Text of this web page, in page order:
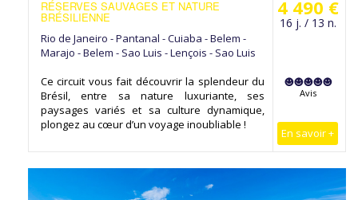
4 490 €
16 j. / 13 n.
Avis
En savoir +
RÉSERVES SAUVAGES ET NATURE
BRÉSILIENNE
Rio de Janeiro - Pantanal - Cuiaba - Belem -
Marajo - Belem - Sao Luis - Lençois - Sao Luis
Ce circuit vous fait découvrir la splendeur du
Brésil, entre sa nature luxuriante, ses
paysages variés et sa culture dynamique,
plongez au cœur d’un voyage inoubliable !